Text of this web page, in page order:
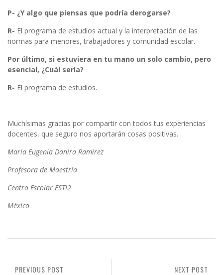
P- ¿Y algo que piensas que podría derogarse?
R- El programa de estudios actual y la interpretación de las
normas para menores, trabajadores y comunidad escolar.
Por último, si estuviera en tu mano un solo cambio, pero
esencial, ¿Cuál sería?
R- El programa de estudios.
Muchísimas gracias por compartir con todos tus experiencias
docentes, que seguro nos aportarán cosas positivas.
Maria Eugenia Danira Ramirez
Profesora de Maestría
Centro Escolar ESTI2
México
NEXT POST
PREVIOUS POST